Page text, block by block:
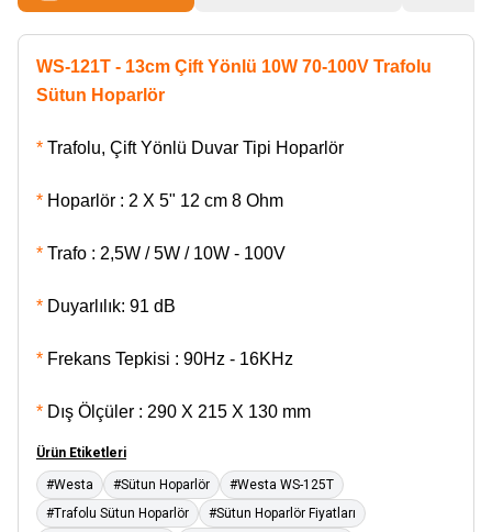
WS-121T - 13cm Çift Yönlü 10W 70-100V Trafolu
Sütun Hoparlör
* Trafolu, Çift Yönlü Duvar Tipi Hoparlör
* Hoparlör : 2 X 5" 12 cm 8 Ohm
* Trafo : 2,5W / 5W / 10W - 100V
* Duyarlılık: 91 dB
* Frekans Tepkisi : 90Hz - 16KHz
* Dış Ölçüler : 290 X 215 X 130 mm
Ürün Etiketleri
#Westa #Sütun Hoparlör
#Westa WS-125T
#Trafolu Sütun Hoparlör
#Sütun Hoparlör Fiyatları